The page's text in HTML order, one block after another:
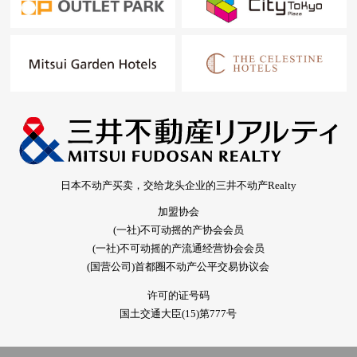
日本不动产买卖，交给龙头企业的三井不动产Realty
加盟协会
(一社)不可动摇的产协会会员
(一社)不可动摇的产流通经营协会会员
(国营公司)首都圈不动产公平交易协议会
许可的证号码
国土交通大臣(15)第777号